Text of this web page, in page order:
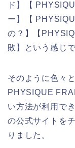
ド】【
ー】【
の？】【
敗】という感じ
そのように色々
PHYSIQUE
い方法が利用で
の公式サイトを
りました。